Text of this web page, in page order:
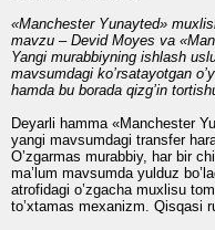
«Manchester Yunayted»
mavzu – Devid Moyes va
Yangi murabbiyning ishlash
mavsumdagi ko’rsatayotgan
hamda bu borada qizg’in
Deyarli hamma «Manchester
yangi mavsumdagi transfer
O’zgarmas murabbiy, har bir
ma’lum mavsumda yulduz
atrofidagi o’zgacha muxlisu
to’xtamas mexanizm. Qisqasi